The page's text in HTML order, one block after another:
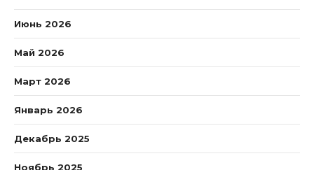
Июнь 2026
Май 2026
Март 2026
Январь 2026
Декабрь 2025
Ноябрь 2025